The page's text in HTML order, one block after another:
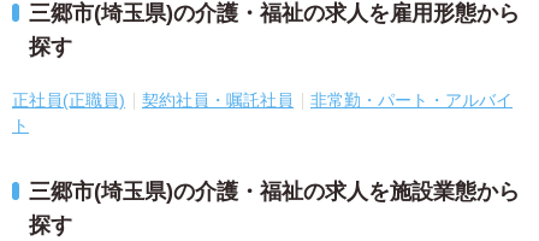
三郷市(埼玉県)の介護・福祉の求人を雇用形態から
探す
正社員(正職員) 契約社員・嘱託社員
非常勤・パート・アルバイ
ト
三郷市(埼玉県)の介護・福祉の求人を施設業態から
探す